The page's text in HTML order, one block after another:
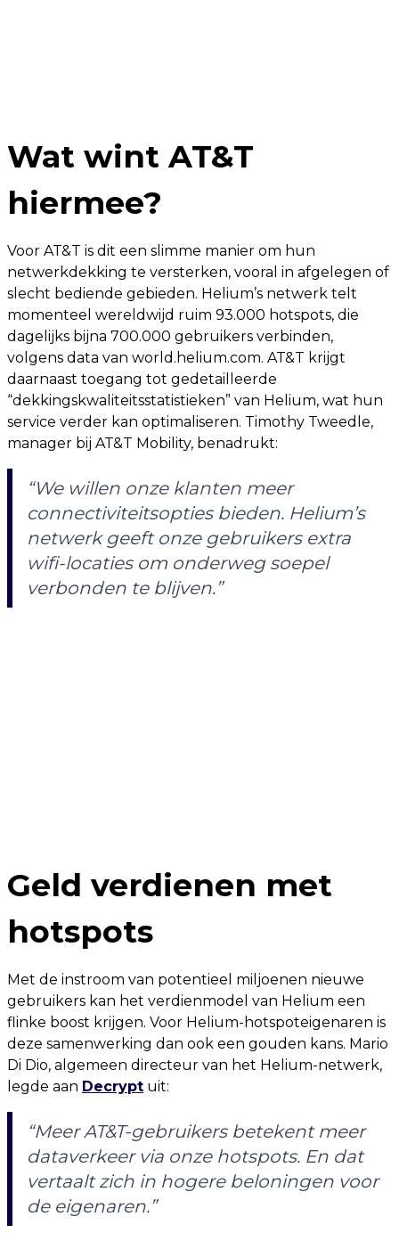
Wat wint AT&T
hiermee?
Voor AT&T is dit een slimme manier om hun
netwerkdekking te versterken, vooral in afgelegen of
slecht bediende gebieden. Helium’s netwerk telt
momenteel wereldwijd ruim 93.000 hotspots, die
dagelijks bijna 700.000 gebruikers verbinden,
volgens data van world.helium.com. AT&T krijgt
daarnaast toegang tot gedetailleerde
“dekkingskwaliteitsstatistieken” van Helium, wat hun
service verder kan optimaliseren. Timothy Tweedle,
manager bij AT&T Mobility, benadrukt:
“We willen onze klanten meer
connectiviteitsopties bieden. Helium’s
netwerk geeft onze gebruikers extra
wifi-locaties om onderweg soepel
verbonden te blijven.”
Geld verdienen met
hotspots
Met de instroom van potentieel miljoenen nieuwe
gebruikers kan het verdienmodel van Helium een
flinke boost krijgen. Voor Helium-hotspoteigenaren is
deze samenwerking dan ook een gouden kans. Mario
Di Dio, algemeen directeur van het Helium-netwerk,
legde aan Decrypt uit:
“Meer AT&T-gebruikers betekent meer
dataverkeer via onze hotspots. En dat
vertaalt zich in hogere beloningen voor
de eigenaren.”